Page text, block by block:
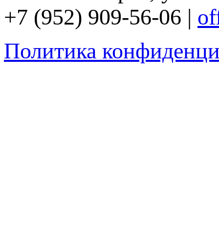
+7 (952) 909-56-06 |
Политика